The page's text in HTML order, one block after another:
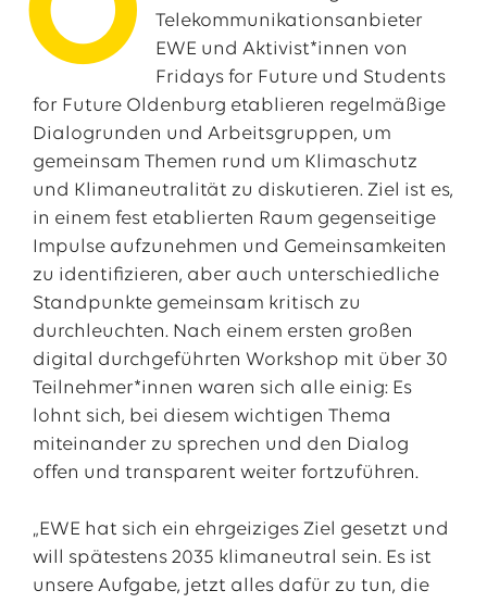
Telekommunikationsanbieter
EWE und Aktivist*innen von
Fridays for Future und Students
for Future Oldenburg etablieren regelmäßige
Dialogrunden und Arbeitsgruppen, um
gemeinsam Themen rund um Klimaschutz
und Klimaneutralität zu diskutieren. Ziel ist es,
in einem fest etablierten Raum gegenseitige
Impulse aufzunehmen und Gemeinsamkeiten
zu identifizieren, aber auch unterschiedliche
Standpunkte gemeinsam kritisch zu
durchleuchten. Nach einem ersten großen
digital durchgeführten Workshop mit über 30
Teilnehmer*innen waren sich alle einig: Es
lohnt sich, bei diesem wichtigen Thema
miteinander zu sprechen und den Dialog
offen und transparent weiter fortzuführen.
„EWE hat sich ein ehrgeiziges Ziel gesetzt und
will spätestens 2035 klimaneutral sein. Es ist
unsere Aufgabe, jetzt alles dafür zu tun, die
Das EWE-Jobportal
Unsere neuesten Stellenangebote